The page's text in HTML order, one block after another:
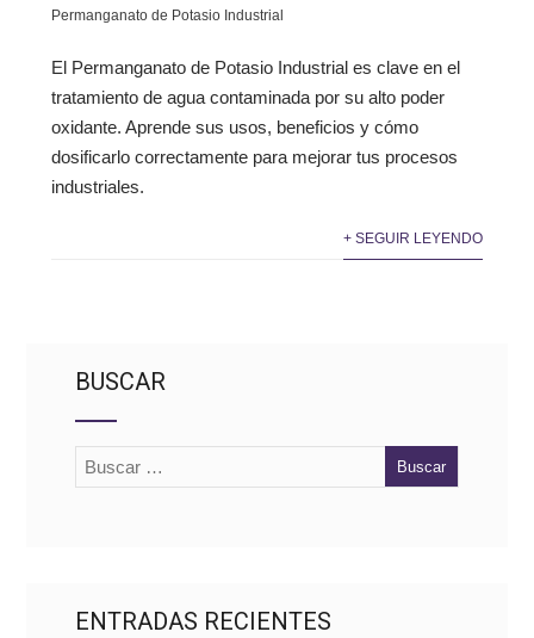
Permanganato de Potasio Industrial
El Permanganato de Potasio Industrial es clave en el
tratamiento de agua contaminada por su alto poder
oxidante. Aprende sus usos, beneficios y cómo
dosificarlo correctamente para mejorar tus procesos
industriales.
+ SEGUIR LEYENDO
BUSCAR
ENTRADAS RECIENTES